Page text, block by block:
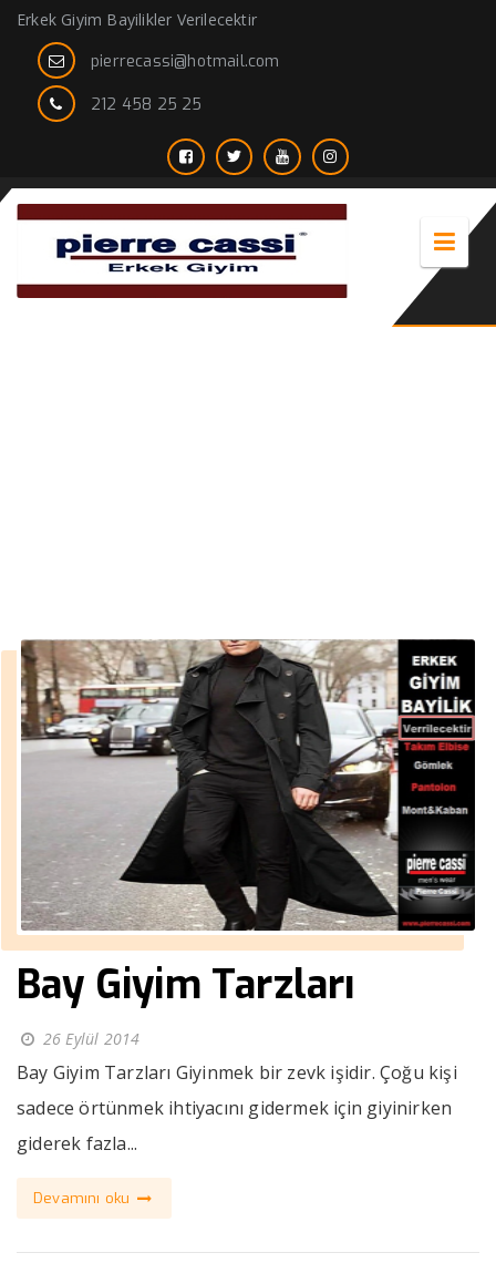
Erkek Giyim Bayilikler Verilecektir
pierrecassi@hotmail.com
212 458 25 25
Bay Giyim Tarzları
26 Eylül 2014
Bay Giyim Tarzları Giyinmek bir zevk işidir. Çoğu kişi
sadece örtünmek ihtiyacını gidermek için giyinirken
giderek fazla...
Devamını oku